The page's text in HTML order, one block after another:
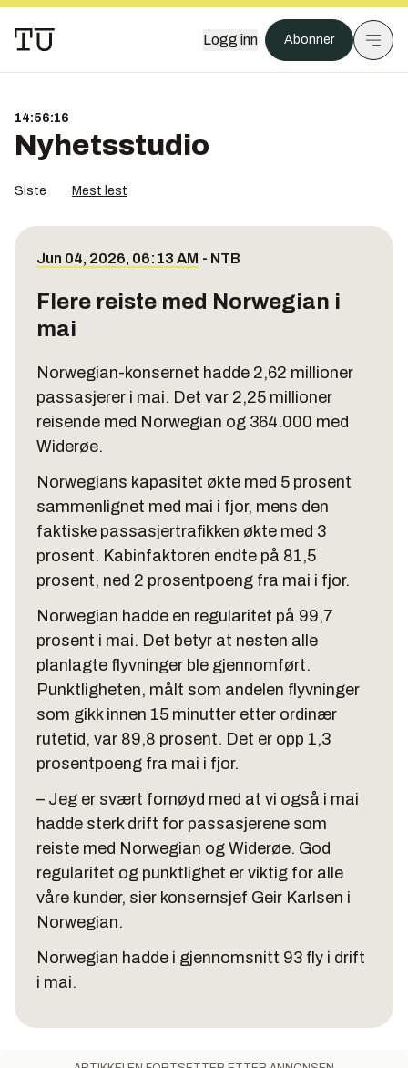
Logg inn Abonner
14:56:16
Nyhetsstudio
Siste Mest lest
Jun 04, 2026, 06:13 AM - NTB
Flere reiste med Norwegian i
mai
Norwegian-konsernet hadde 2,62 millioner
passasjerer i mai. Det var 2,25 millioner
reisende med Norwegian og 364.000 med
Widerøe.
Norwegians kapasitet økte med 5 prosent
sammenlignet med mai i fjor, mens den
faktiske passasjertrafikken økte med 3
prosent. Kabinfaktoren endte på 81,5
prosent, ned 2 prosentpoeng fra mai i fjor.
Norwegian hadde en regularitet på 99,7
prosent i mai. Det betyr at nesten alle
planlagte flyvninger ble gjennomført.
Punktligheten, målt som andelen flyvninger
som gikk innen 15 minutter etter ordinær
rutetid, var 89,8 prosent. Det er opp 1,3
prosentpoeng fra mai i fjor.
– Jeg er svært fornøyd med at vi også i mai
hadde sterk drift for passasjerene som
reiste med Norwegian og Widerøe. God
regularitet og punktlighet er viktig for alle
våre kunder, sier konsernsjef Geir Karlsen i
Norwegian.
Norwegian hadde i gjennomsnitt 93 fly i drift
i mai.